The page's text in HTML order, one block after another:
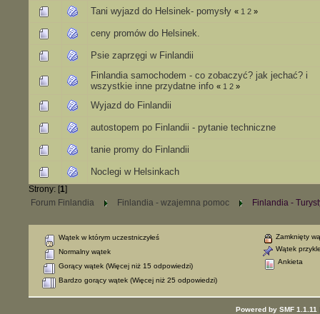
Tani wyjazd do Helsinek- pomysły « 1 2 »
ceny promów do Helsinek.
Psie zaprzęgi w Finlandii
Finlandia samochodem - co zobaczyć? jak jechać? i
wszystkie inne przydatne info « 1 2 »
Wyjazd do Finlandii
autostopem po Finlandii - pytanie techniczne
tanie promy do Finlandii
Noclegi w Helsinkach
Strony: [1]
Forum Finlandia Finlandia - wzajemna pomoc Finlandia -
Wątek w którym uczestniczyłeś
Normalny wątek
Gorący wątek (Więcej niż 15 odpowiedzi)
Bardzo gorący wątek (Więcej niż 25 odpowiedzi)
Zamknięty
Wątek
Ankieta
Powered by SMF 1.1.11